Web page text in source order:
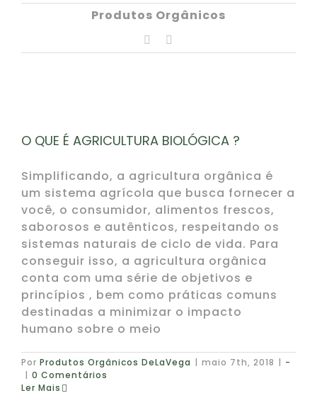
Produtos Orgânicos
Facebook
O QUE É AGRICULTURA BIOLÓGICA ?
Simplificando, a agricultura orgânica é
um sistema agrícola que busca fornecer a
você, o consumidor, alimentos frescos,
saborosos e autênticos, respeitando os
sistemas naturais de ciclo de vida. Para
conseguir isso, a agricultura orgânica
conta com uma série de objetivos e
princípios , bem como práticas comuns
destinadas a minimizar o impacto
humano sobre o meio
Por Produtos Orgânicos DeLaVega | maio 7th, 2018 | -
| 0 Comentários
Ler Mais